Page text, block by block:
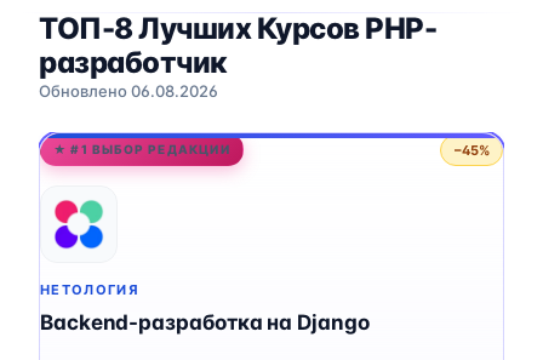
ТОП-8 Лучших Курсов PHP-
разработчик
Обновлено 06.08.2026
★ #1 ВЫБОР РЕДАКЦИИ −45%
НЕТОЛОГИЯ
Backend-разработка на Django